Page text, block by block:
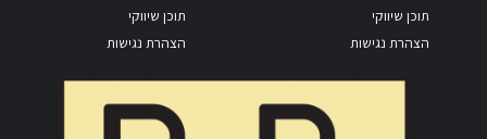
תוכן שיווקי
הצהרת נגישות
תוכן שיווקי
הצהרת נגישות